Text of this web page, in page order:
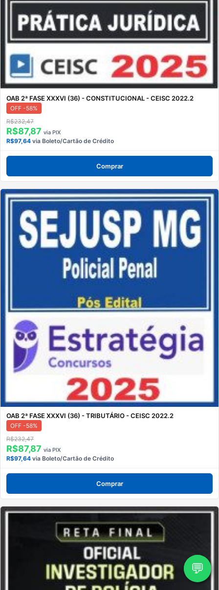
OAB 2ª FASE XXXVI (36) - CONSTITUCIONAL - CEISC 2022.2
OFF -58%
R$232,47
R$87,87 via PIX
R$97,64 via Boleto/Cartão de Crédito
Comprar
OAB 2ª FASE XXXVI (36) - TRIBUTÁRIO - CEISC 2022.2
OFF -58%
R$232,47
R$87,87 via PIX
R$97,64 via Boleto/Cartão de Crédito
Comprar
💬